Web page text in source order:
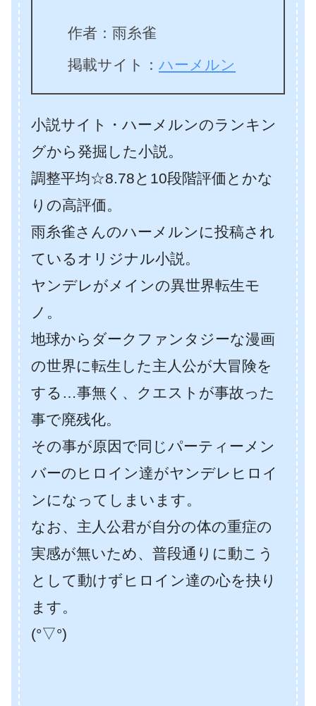
作者：雨糸雀
掲載サイト： ハーメルン
小説サイト・ハーメルンのランキン
グから発掘した小説。
調整平均☆8.78と10段階評価とかな
りの高評価。
雨糸雀さんのハーメルンに投稿され
ているオリジナル小説。
ヤンデレがメインの異世界転生モ
ノ。
地球からダークファンタジーな漫画
の世界に転生した主人公が大冒険を
する…事無く、クエストが事故った
事で廃残化。
その事が原因で同じパーティーメン
バーのヒロイン達がヤンデレヒロイ
ンになってしまいます。
なお、主人公君が自分の体の重症の
実感が無いため、普段通りに動こう
として動けずヒロイン達の心を抉り
ます。
(°▽°)